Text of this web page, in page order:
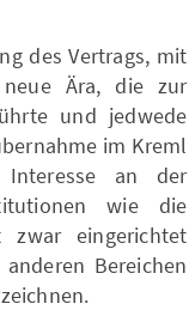
des Vertrags, mit
Ära, die zur
und jedwede
im Kreml
Interesse an der
wie die
zwar eingerichtet
Bereichen